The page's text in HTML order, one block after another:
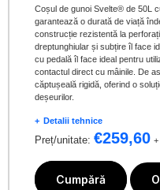
Coșul de gunoi Svelte® de 50L
garantează o durată de viață
construcție rezistentă la
dreptunghiular și subțire îl face
cu pedală îl face ideal pentru
contactul direct cu mâinile. De
căptușeală rigidă, oferind o
deșeurilor.
Detalii tehnice
Preț/unitate: €259,60 +
Cumpără